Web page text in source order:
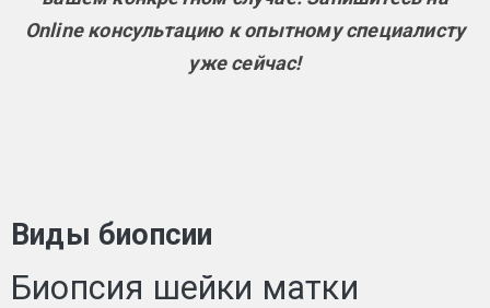
Online консультацию к опытному специалисту
уже сейчас!
Виды биопсии
Биопсия шейки матки